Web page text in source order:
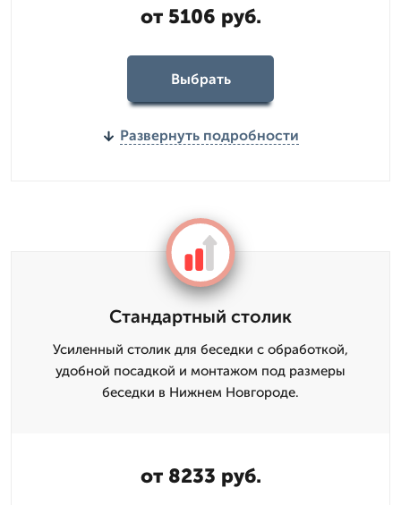
от 5106 руб.
Выбрать
Развернуть подробности
Стандартный столик
Усиленный столик для беседки с обработкой,
удобной посадкой и монтажом под размеры
беседки в Нижнем Новгороде.
от 8233 руб.